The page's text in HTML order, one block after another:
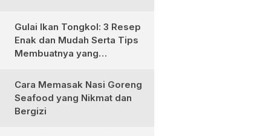
Gulai Ikan Tongkol: 3 Resep
Enak dan Mudah Serta Tips
Membuatnya yang
Cara Memasak Nasi Goreng
Seafood yang Nikmat dan
Bergizi